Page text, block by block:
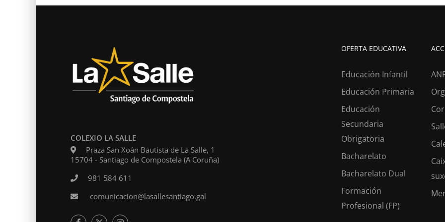
COLEXIO LA SALLE
Praza San Xoán Bautista de La Salle, 1
15704 - Santiago de Compostela (A Coruña)
981 584 611
comunicacion@lasallesantiago.gal
OFERTA EDUCATIVA
Educación Infantil
Educación Primaria
Educación
Secundaria
Obrigatoria
Bacharelato
Bacharelato Dual
Formación
Profesional (FP)
ESTÁS A BUSCAR
Levamos desde 1953 facendo do teufuturoo noso